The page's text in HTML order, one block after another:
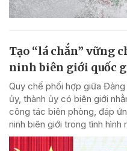
Tạo “lá chắn” vững
ninh biên giới quốc
Quy chế phối hợp giữa
ủy, thành ủy có biên giới
công tác biên phòng, đáp
ninh biên giới trong tình hình